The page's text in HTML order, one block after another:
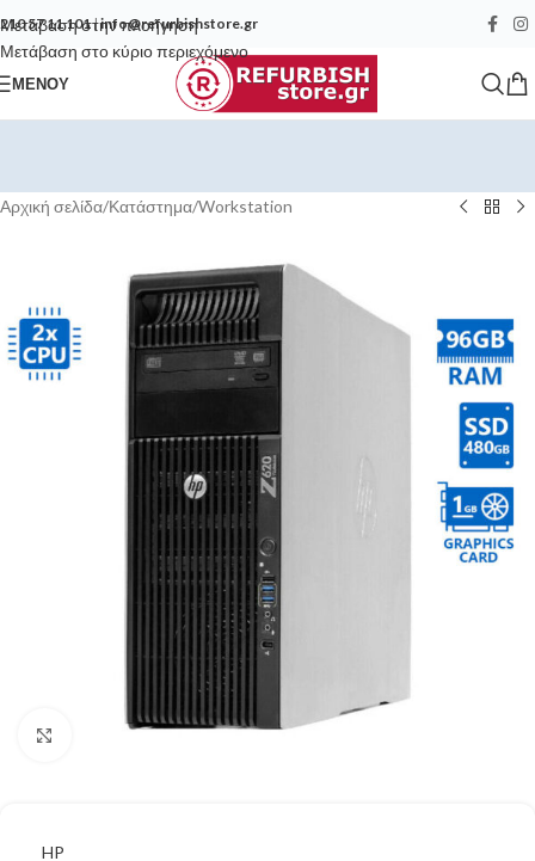
Μετάβαση στην πλοήγηση
Μετάβαση στο κύριο περιεχόμενο
210 57 11 101|info@refurbishstore.gr
ΜΕΝΟΎ
Αρχική σελίδα/Κατάστημα/Workstation
Κάντε κλικ για μεγέθυνση
HP